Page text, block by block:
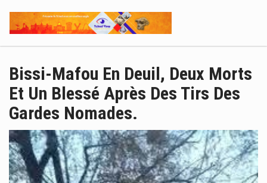
Bissi-Mafou En Deuil, Deux Morts
Et Un Blessé Après Des Tirs Des
Gardes Nomades.